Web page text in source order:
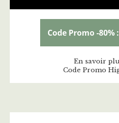
Code Promo -80%
En savoir
Code Promo